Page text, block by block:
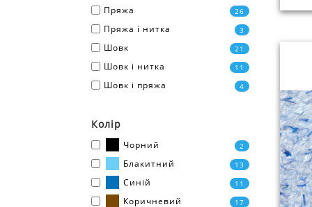
Пряжа 26
Пряжа і нитка 3
Шовк 21
Шовк і нитка 11
Шовк і пряжа 4
Колір
Чорний 2
Блакитний 13
Синій 11
Коричневий 17